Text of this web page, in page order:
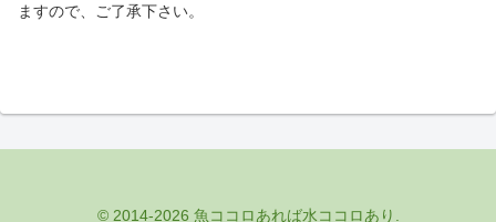
ますので、ご了承下さい。
© 2014-2026 魚ココロあれば水ココロあり.